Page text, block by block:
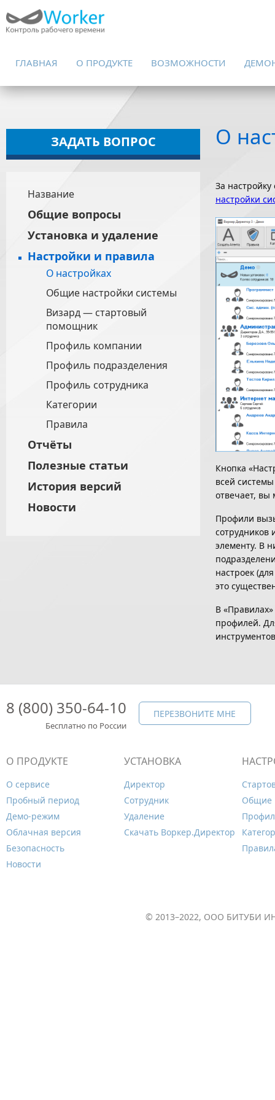
ГЛАВНАЯ О ПРОДУКТЕ ВОЗМОЖНОСТИ
О
За
настройки
Кнопка
всей
отвечает, вы
Профили
сотрудников
элементу. В
настроек
это
В
профилей.
ЗАДАТЬ ВОПРОС
Название
Общие вопросы
Установка и удаление
Настройки и правила
О настройках
Общие настройки системы
Визард — стартовый
помощник
Профиль компании
Профиль подразделения
Профиль сотрудника
Категории
Правила
Отчёты
Полезные статьи
История версий
Новости
8 (800) 350-64-10
Бесплатно по России
ПЕРЕЗВОНИТЕ МНЕ
О ПРОДУКТЕ
О сервисе
Пробный период
Демо-режим
Облачная версия
Безопасность
Новости
УСТАНОВКА
Директор
Сотрудник
Удаление
Скачать Воркер.Директор
Общие
© 2013–2022, ООО БИТУБИ